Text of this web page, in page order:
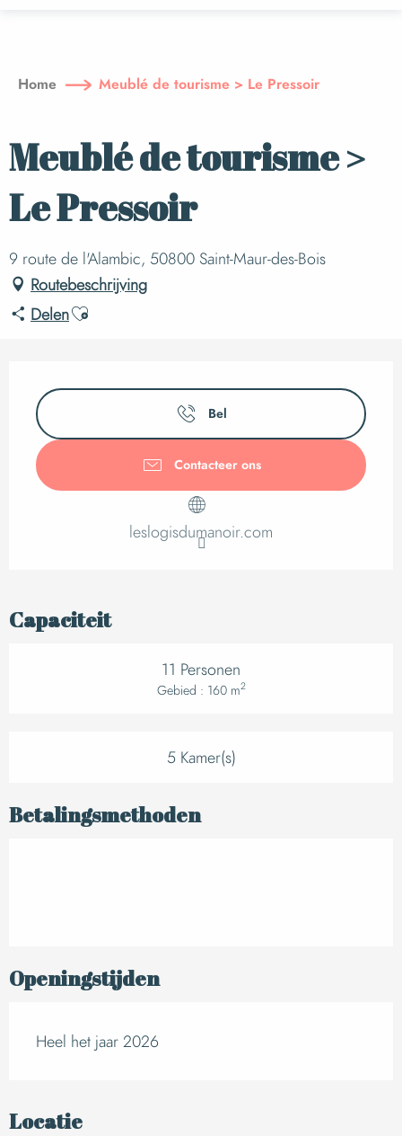
principal
Home Meublé de tourisme > Le Pressoir
Meublé de tourisme >
Le Pressoir
9 route de l'Alambic, 50800 Saint-Maur-des-Bois
Routebeschrijving
DelenAjouter aux favoris
Openingstijden en
Bel
Contacteer ons
leslogisdumanoir.com
Capaciteit
11 Personen
Gebied : 160 m2
5 Kamer(s)
Betalingsmethoden
Openingstijden
Heel het jaar 2026
Locatie